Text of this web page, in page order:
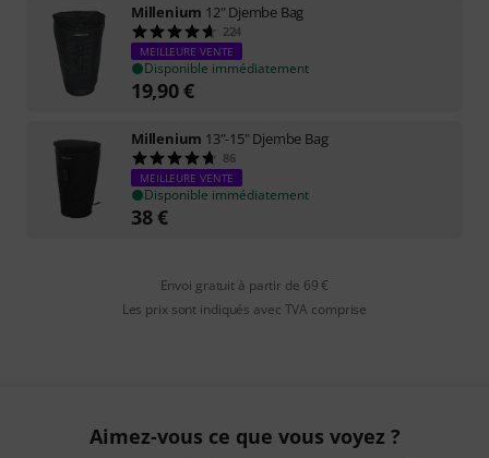
Millenium 12" Djembe Bag
224
MEILLEURE VENTE
Disponible immédiatement
19,90€
Millenium 13"-15" Djembe Bag
86
MEILLEURE VENTE
Disponible immédiatement
38€
Envoi gratuit à partir de 69 €
Les prix sont indiqués avec TVA comprise
Aimez-vous ce que vous voyez ?